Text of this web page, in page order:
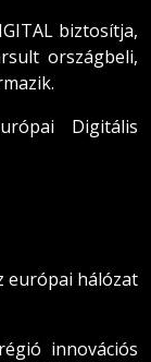
biztosítja,
országbeli,
Digitális
európai hálózat
innovációs